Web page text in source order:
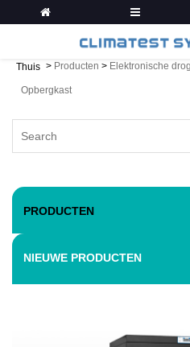
Thuis > Producten > Elektronische
Opbergkast
PRODUCTEN
NIEUWE PRODUCTEN